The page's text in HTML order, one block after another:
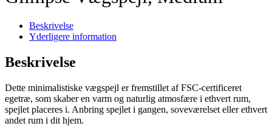
Beskrivelse
Yderligere information
Beskrivelse
Dette minimalistiske vægspejl er fremstillet af FSC-certificeret
egetræ, som skaber en varm og naturlig atmosfære i ethvert rum,
spejlet placeres i. Anbring spejlet i gangen, soveværelset eller ethvert
andet rum i dit hjem.